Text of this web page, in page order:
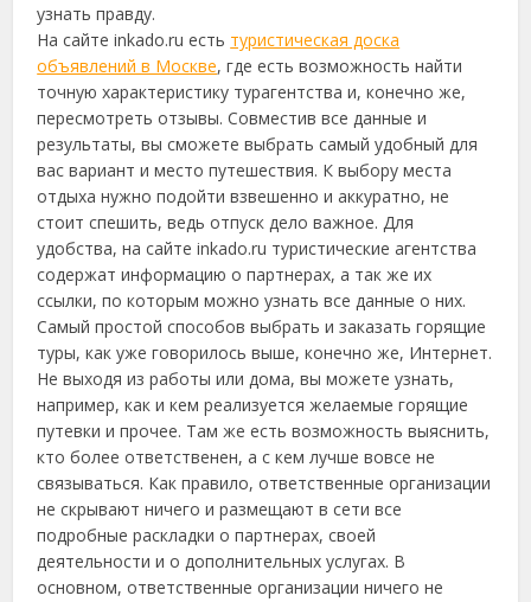
узнать правду.
На сайте inkado.ru есть туристическая доска
объявлений в Москве, где есть возможность найти
точную характеристику турагентства и, конечно же,
пересмотреть отзывы. Совместив все данные и
результаты, вы сможете выбрать самый удобный для
вас вариант и место путешествия. К выбору места
отдыха нужно подойти взвешенно и аккуратно, не
стоит спешить, ведь отпуск дело важное. Для
удобства, на сайте inkado.ru туристические агентства
содержат информацию о партнерах, а так же их
ссылки, по которым можно узнать все данные о них.
Самый простой способов выбрать и заказать горящие
туры, как уже говорилось выше, конечно же, Интернет.
Не выходя из работы или дома, вы можете узнать,
например, как и кем реализуется желаемые горящие
путевки и прочее. Там же есть возможность выяснить,
кто более ответственен, а с кем лучше вовсе не
связываться. Как правило, ответственные организации
не скрывают ничего и размещают в сети все
подробные раскладки о партнерах, своей
деятельности и о дополнительных услугах. В
основном, ответственные организации ничего не